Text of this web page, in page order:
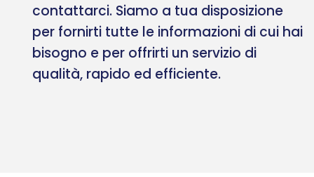
contattarci. Siamo a tua disposizione
per fornirti tutte le informazioni di cui hai
bisogno e per offrirti un servizio di
qualità, rapido ed efficiente.